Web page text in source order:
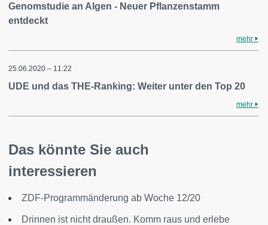
Genomstudie an Algen - Neuer Pflanzenstamm
entdeckt
mehr
25.06.2020 – 11:22
UDE und das THE-Ranking: Weiter unter den Top 20
mehr
Das könnte Sie auch
interessieren
ZDF-Programmänderung ab Woche 12/20
Drinnen ist nicht draußen. Komm raus und erlebe